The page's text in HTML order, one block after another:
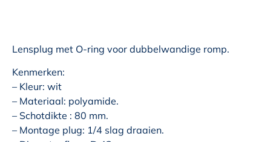
Lensplug met O-ring voor dubbelwandige romp.
Kenmerken:
– Kleur: wit
– Materiaal: polyamide.
– Schotdikte : 80 mm.
– Montage plug: 1/4 slag draaien.